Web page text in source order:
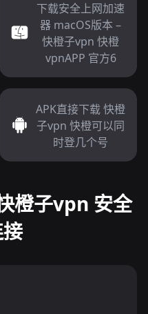
下载安全上网加速
器 macOS版本 –
快橙子vpn 快橙
vpnAPP 官方6
APK直接下载 快橙
子vpn 快橙可以同
时登几个号
橙子vpn 安全